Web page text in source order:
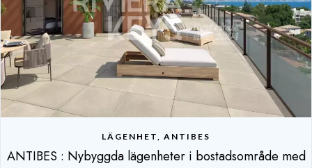
LÄGENHET, ANTIBES
ANTIBES : Nybyggda lägenheter i bostadsområde med